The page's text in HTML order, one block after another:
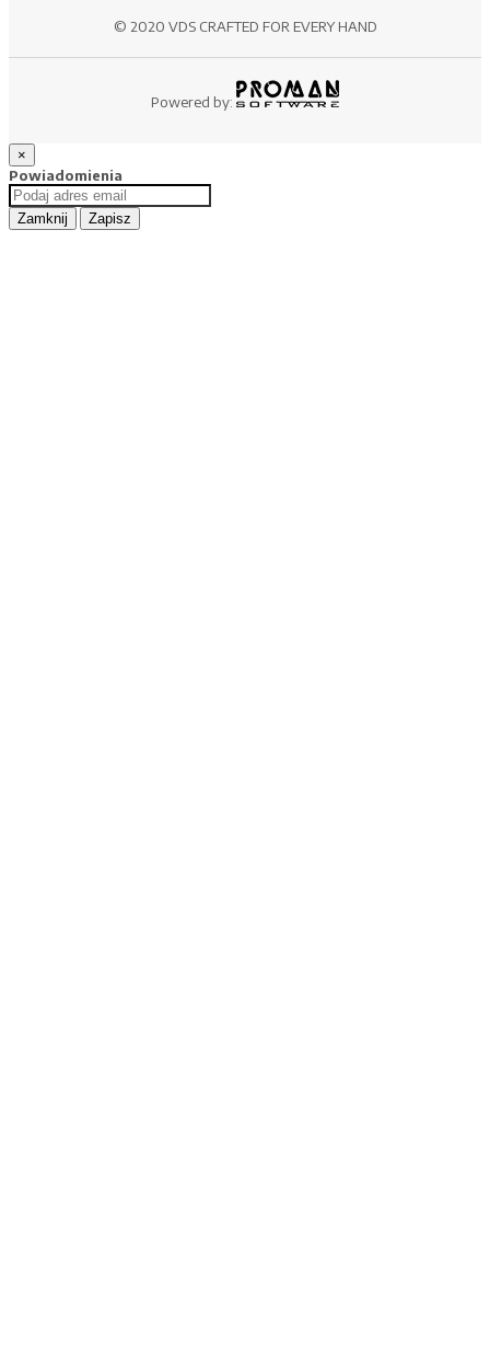
© 2020 VDS CRAFTED FOR EVERY HAND
Powered by:
×
Powiadomienia
Zamknij Zapisz